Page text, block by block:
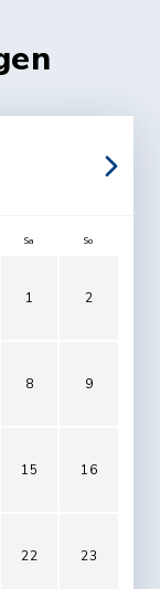
Sa So
1 2
8 9
15 16
22 23